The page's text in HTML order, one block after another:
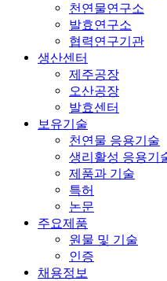
천연물연구소
발효연구소
협력연구기관
생산센터
제주공장
오산공장
발효센터
보유기술
천연물 응용기술
생리활성 응용기
제품과 기술
특허
논문
주요제품
원물 및 기술
인증
채용정보